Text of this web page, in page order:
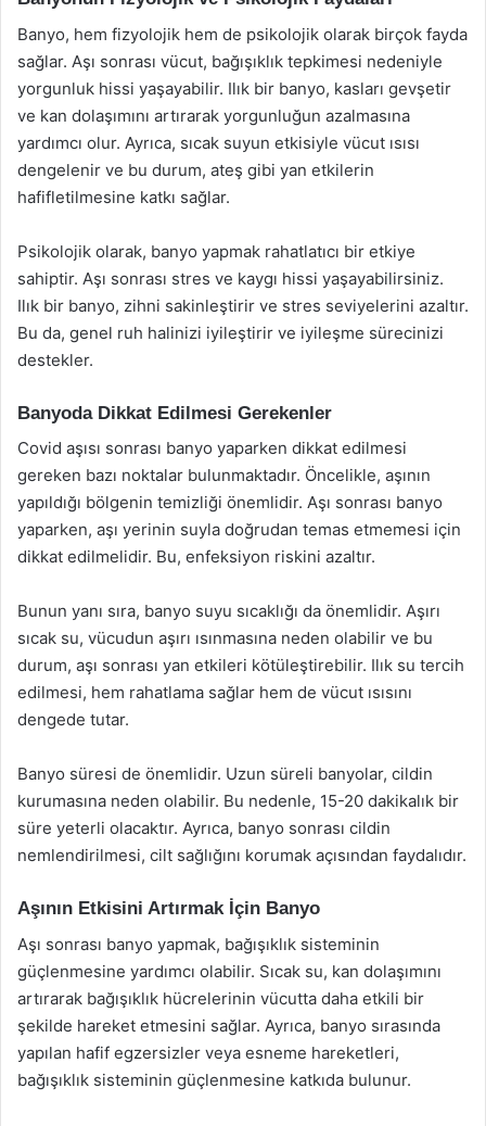
Banyo, hem fizyolojik hem de psikolojik olarak birçok fayda
sağlar. Aşı sonrası vücut, bağışıklık tepkimesi nedeniyle
yorgunluk hissi yaşayabilir. Ilık bir banyo, kasları gevşetir
ve kan dolaşımını artırarak yorgunluğun azalmasına
yardımcı olur. Ayrıca, sıcak suyun etkisiyle vücut ısısı
dengelenir ve bu durum, ateş gibi yan etkilerin
hafifletilmesine katkı sağlar.
Psikolojik olarak, banyo yapmak rahatlatıcı bir etkiye
sahiptir. Aşı sonrası stres ve kaygı hissi yaşayabilirsiniz.
Ilık bir banyo, zihni sakinleştirir ve stres seviyelerini azaltır.
Bu da, genel ruh halinizi iyileştirir ve iyileşme sürecinizi
destekler.
Banyoda Dikkat Edilmesi Gerekenler
Covid aşısı sonrası banyo yaparken dikkat edilmesi
gereken bazı noktalar bulunmaktadır. Öncelikle, aşının
yapıldığı bölgenin temizliği önemlidir. Aşı sonrası banyo
yaparken, aşı yerinin suyla doğrudan temas etmemesi için
dikkat edilmelidir. Bu, enfeksiyon riskini azaltır.
Bunun yanı sıra, banyo suyu sıcaklığı da önemlidir. Aşırı
sıcak su, vücudun aşırı ısınmasına neden olabilir ve bu
durum, aşı sonrası yan etkileri kötüleştirebilir. Ilık su tercih
edilmesi, hem rahatlama sağlar hem de vücut ısısını
dengede tutar.
Banyo süresi de önemlidir. Uzun süreli banyolar, cildin
kurumasına neden olabilir. Bu nedenle, 15-20 dakikalık bir
süre yeterli olacaktır. Ayrıca, banyo sonrası cildin
nemlendirilmesi, cilt sağlığını korumak açısından faydalıdır.
Aşının Etkisini Artırmak İçin Banyo
Aşı sonrası banyo yapmak, bağışıklık sisteminin
güçlenmesine yardımcı olabilir. Sıcak su, kan dolaşımını
artırarak bağışıklık hücrelerinin vücutta daha etkili bir
şekilde hareket etmesini sağlar. Ayrıca, banyo sırasında
yapılan hafif egzersizler veya esneme hareketleri,
bağışıklık sisteminin güçlenmesine katkıda bulunur.